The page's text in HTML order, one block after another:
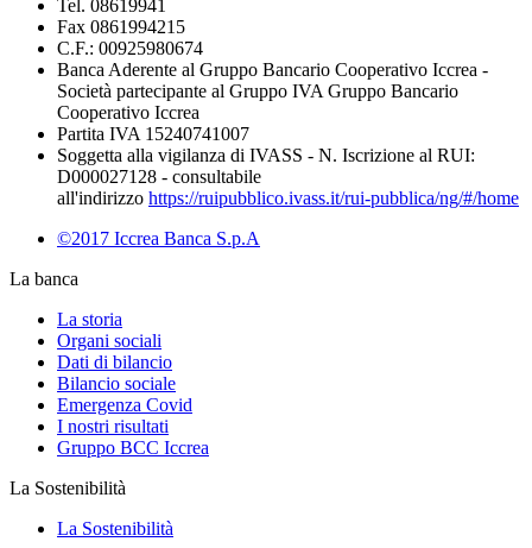
Tel. 08619941
Fax 0861994215
C.F.: 00925980674
Banca Aderente al Gruppo Bancario Cooperativo Iccrea -
Società partecipante al Gruppo IVA Gruppo Bancario
Cooperativo Iccrea
Partita IVA 15240741007
Soggetta alla vigilanza di IVASS - N. Iscrizione al RUI:
D000027128 - consultabile
all'indirizzo https://ruipubblico.ivass.it/rui-pubblica/ng/#/home
©2017 Iccrea Banca S.p.A
La banca
La storia
Organi sociali
Dati di bilancio
Bilancio sociale
Emergenza Covid
I nostri risultati
Gruppo BCC Iccrea
La Sostenibilità
La Sostenibilità